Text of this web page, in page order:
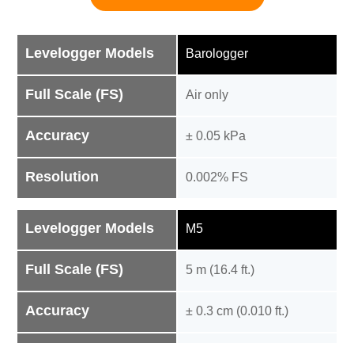
Levelogger Models
Full Scale (FS)
Accuracy
Resolution
Barologger
Air only
± 0.05 kPa
0.002% FS
Levelogger Models
Full Scale (FS)
Accuracy
M5
5 m (16.4 ft.)
± 0.3 cm (0.010 ft.)